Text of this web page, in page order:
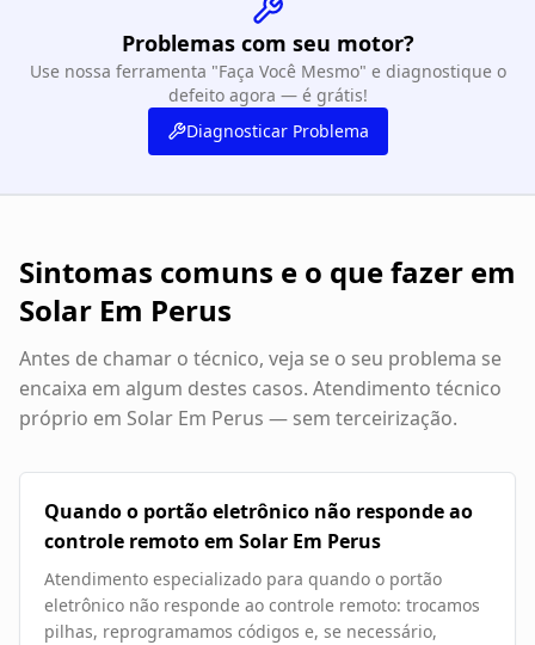
Problemas com seu motor?
Use nossa ferramenta "Faça Você Mesmo" e diagnostique o
defeito agora — é grátis!
Diagnosticar Problema
Sintomas comuns e o que fazer em
Solar Em Perus
Antes de chamar o técnico, veja se o seu problema se
encaixa em algum destes casos. Atendimento técnico
próprio em Solar Em Perus — sem terceirização.
Quando o portão eletrônico não responde ao
controle remoto em Solar Em Perus
Atendimento especializado para quando o portão
eletrônico não responde ao controle remoto: trocamos
pilhas, reprogramamos códigos e, se necessário,